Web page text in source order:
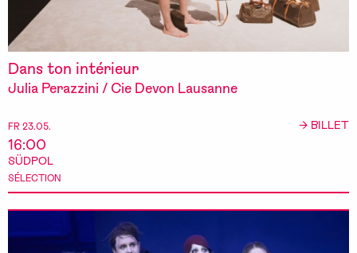
FR 23.05.
16:00
SÜDPOL
SÉLECTION
Dans ton intérieur
Julia Perazzini / Cie Devon Lausanne
→ BILLET